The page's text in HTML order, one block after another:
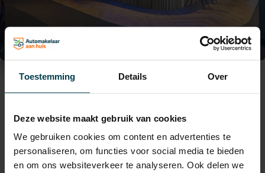
Toestemming Details Over
Deze website maakt gebruik van cookies
We gebruiken cookies om content en advertenties te
personaliseren, om functies voor social media te bieden
en om ons websiteverkeer te analyseren. Ook delen we
Contactgegevens
0297-224549
verkoop@automakelaaraanhuis.nl